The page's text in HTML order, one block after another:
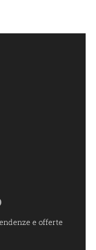
e offerte